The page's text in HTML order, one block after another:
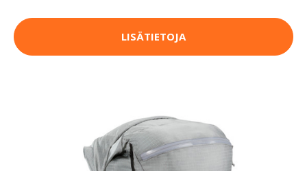
LISÄTIETOJA